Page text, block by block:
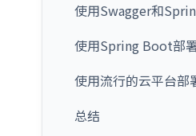
使用Swagger和
使用Spring Boot部
使用流行的云平台部
总结